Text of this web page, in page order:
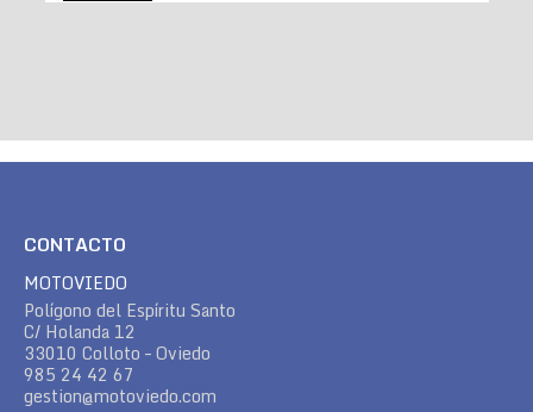
CONTACTO
MOTOVIEDO
Polígono del Espíritu Santo
C/ Holanda 12
33010 Colloto – Oviedo
985 24 42 67
gestion@motoviedo.com